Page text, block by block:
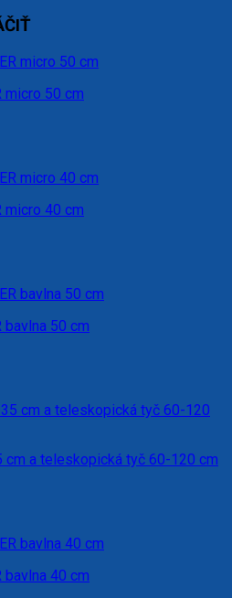
micro 50 cm
micro 40 cm
bavlna 50 cm
cm a teleskopická tyč 60-120 cm
bavlna 40 cm